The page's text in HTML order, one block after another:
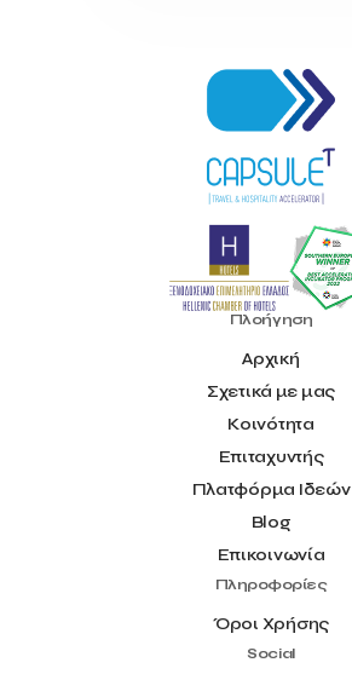
Πλοήγηση
Αρχική
Σχετικά με μας
Κοινότητα
Επιταχυντής
Πλατφόρμα Ιδεών
Blog
Επικοινωνία
Πληροφορίες
Όροι Χρήσης
Social